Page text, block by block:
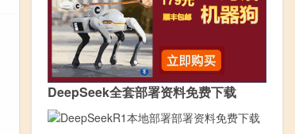
DeepSeek全套部署资料免费下载